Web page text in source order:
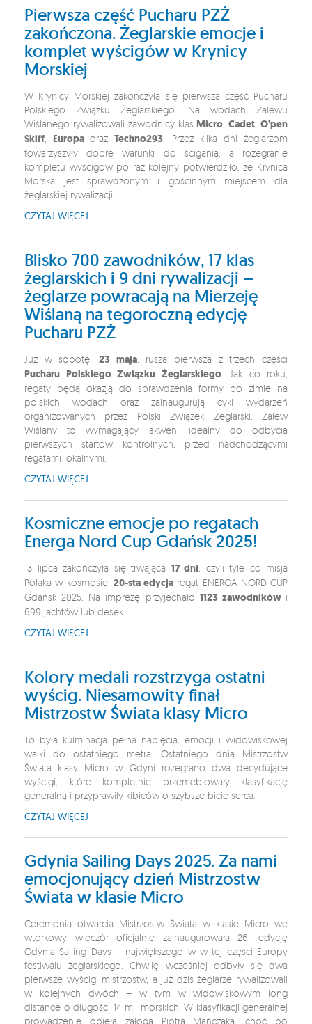
Pierwsza część Pucharu PZŻ
zakończona. Żeglarskie emocje i
komplet wyścigów w Krynicy
Morskiej
W Krynicy Morskiej zakończyła się pierwsza część Pucharu
Polskiego Związku Żeglarskiego. Na wodach Zalewu
Wiślanego rywalizowali zawodnicy klas Micro,Cadet,O’pen
Skiff, EuropaorazTechno293. Przez kilka dni żeglarzom
towarzyszyły dobre warunki do ścigania, a rozegranie
kompletu wyścigów po raz kolejny potwierdziło, że Krynica
Morska jest sprawdzonym i gościnnym miejscem dla
żeglarskiej rywalizacji.
CZYTAJ WIĘCEJ
Blisko 700 zawodników, 17 klas
żeglarskich i 9 dni rywalizacji –
żeglarze powracają na Mierzeję
Wiślaną na tegoroczną edycję
Pucharu PZŻ
Już w sobotę, 23 maja, rusza pierwsza z trzech części
Pucharu Polskiego Związku Żeglarskiego. Jak co roku,
regaty będą okazją do sprawdzenia formy po zimie na
polskich wodach oraz zainaugurują cykl wydarzeń
organizowanych przez Polski Związek Żeglarski. Zalew
Wiślany to wymagający akwen, idealny do odbycia
pierwszych startów kontrolnych, przed nadchodzącymi
regatami lokalnymi.
CZYTAJ WIĘCEJ
Kosmiczne emocje po regatach
Energa Nord Cup Gdańsk 2025!
13 lipca zakończyła się trwająca 17 dni, czyli tyle co misja
Polaka w kosmosie, 20-sta edycja regat ENERGA NORD CUP
Gdańsk 2025. Na imprezę przyjechało 1123 zawodników i
699 jachtów lub desek.
CZYTAJ WIĘCEJ
Kolory medali rozstrzyga ostatni
wyścig. Niesamowity finał
Mistrzostw Świata klasy Micro
To była kulminacja pełna napięcia, emocji i widowiskowej
walki do ostatniego metra. Ostatniego dnia Mistrzostw
Świata klasy Micro w Gdyni rozegrano dwa decydujące
wyścigi, które kompletnie przemeblowały klasyfikację
generalną i przyprawiły kibiców o szybsze bicie serca.
CZYTAJ WIĘCEJ
Gdynia Sailing Days 2025. Za nami
emocjonujący dzień Mistrzostw
Świata w klasie Micro
Ceremonia otwarcia Mistrzostw Świata w klasie Micro we
wtorkowy wieczór oficjalnie zainaugurowała 26. edycję
Gdynia Sailing Days – największego w w tej części Europy
festiwalu żeglarskiego. Chwilę wcześniej odbyły się dwa
pierwsze wyścigi mistrzostw, a już dziś żeglarze rywalizowali
w kolejnych dwóch – w tym w widowiskowym long
distance o długości 14 mil morskich. W klasyfikacji generalnej
prowadzenie objęła załoga Piotra Mańczaka, choć po